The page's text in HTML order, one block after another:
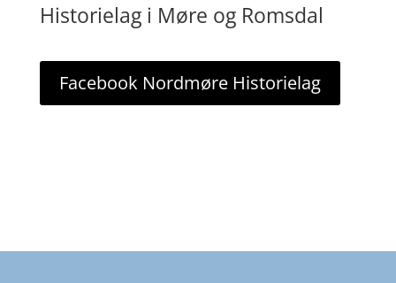
Historielag i Møre og Romsdal
Facebook Nordmøre Historielag